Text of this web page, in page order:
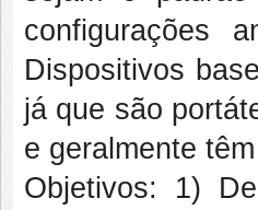
configurações
Dispositivos
já que são
e geralmente
Objetivos: 1)